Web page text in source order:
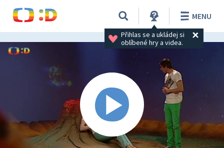
Přihlas se a ukládej si
oblíbené hry a videa.
MENU